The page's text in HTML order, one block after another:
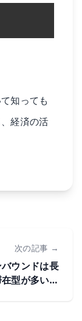
知っても
経済の活
次の記事 →
ウンドは長
型が多い？